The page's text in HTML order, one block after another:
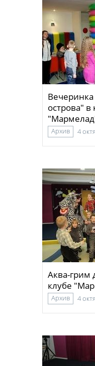
острова" в
Архив 4
Аква-грим
клубе
Архив 4